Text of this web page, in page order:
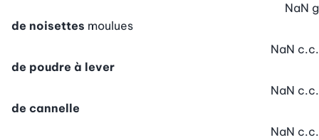
de noisettes moulues
NaN g
de poudre à lever
NaN c.c.
de cannelle
NaN c.c.
NaN c.c.